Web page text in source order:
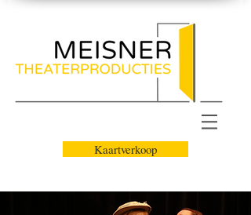
Kaartverkoop